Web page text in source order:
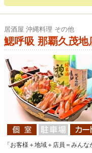
居酒屋 沖縄料理 その他
鰓呼吸 那覇久茂地
「お客様＋地域＋店員＝みん